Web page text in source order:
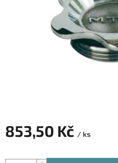
853,50 Kč / ks
cena: